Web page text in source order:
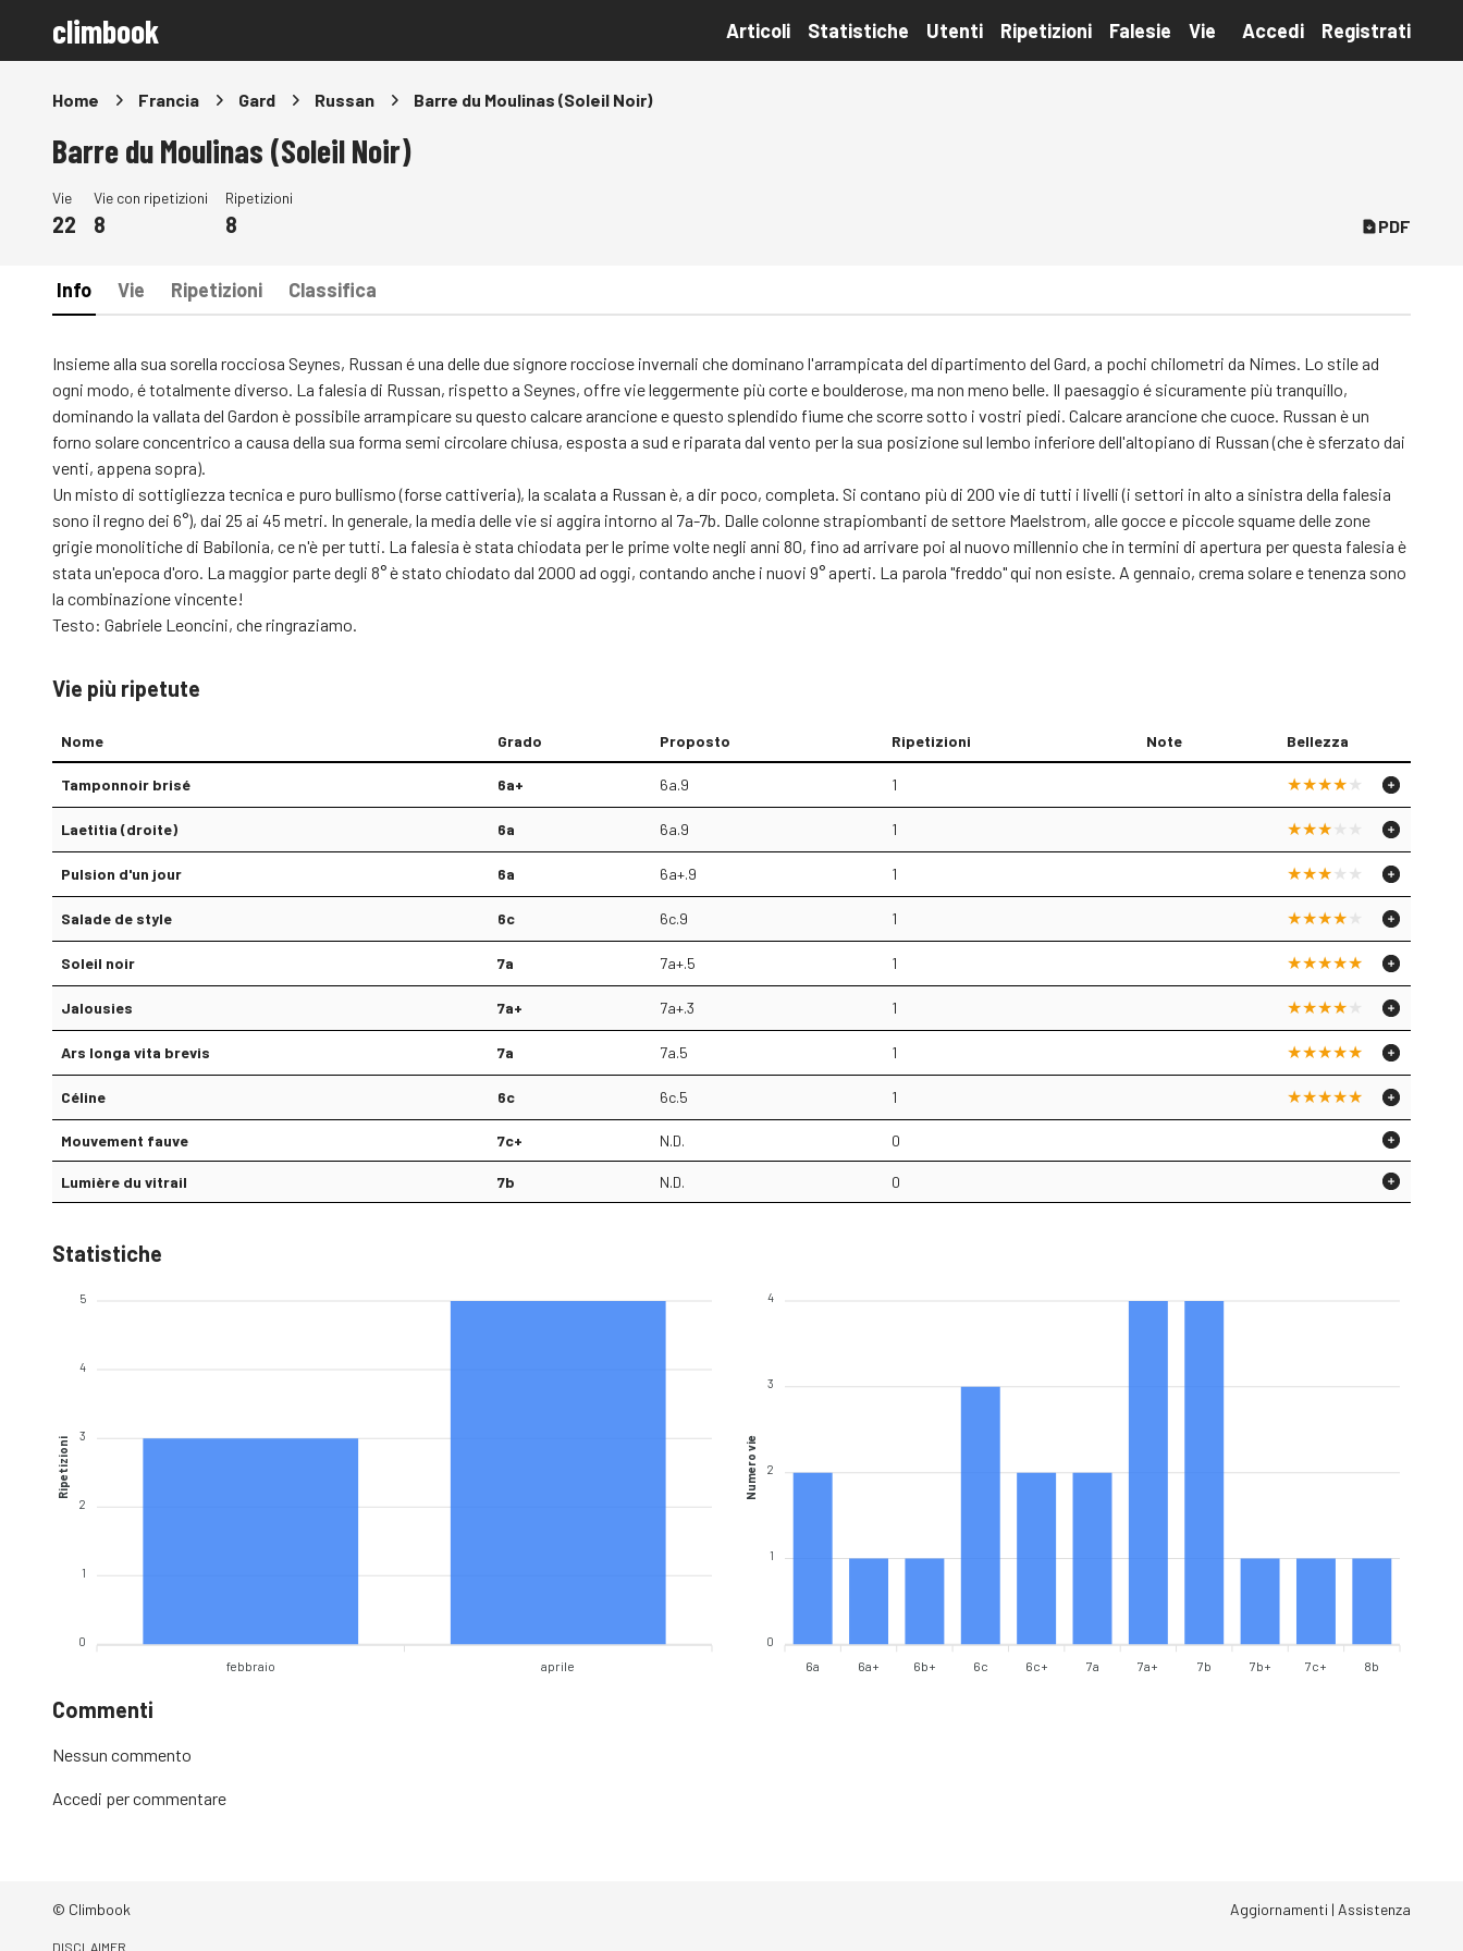
climbook Articoli Statistiche Utenti Ripetizioni Falesie Vie Accedi Registrati
Home Francia Gard Russan Barre du Moulinas (Soleil Noir)
Barre du Moulinas (Soleil Noir)
Vie
22
Vie con ripetizioni
8
Ripetizioni
8 PDF
Info Vie Ripetizioni Classifica
Insieme alla sua sorella rocciosa Seynes, Russan é una delle due signore rocciose invernali che dominano l'arrampicata del dipartimento del Gard, a pochi chilometri da Nimes. Lo stile ad
ogni modo, é totalmente diverso. La falesia di Russan, rispetto a Seynes, offre vie leggermente più corte e boulderose, ma non meno belle. Il paesaggio é sicuramente più tranquillo,
dominando la vallata del Gardon è possibile arrampicare su questo calcare arancione e questo splendido fiume che scorre sotto i vostri piedi. Calcare arancione che cuoce. Russan è un
forno solare concentrico a causa della sua forma semi circolare chiusa, esposta a sud e riparata dal vento per la sua posizione sul lembo inferiore dell'altopiano di Russan (che è sferzato dai
venti, appena sopra).
Un misto di sottigliezza tecnica e puro bullismo (forse cattiveria), la scalata a Russan è, a dir poco, completa. Si contano più di 200 vie di tutti i livelli (i settori in alto a sinistra della falesia
sono il regno dei 6°), dai 25 ai 45 metri. In generale, la media delle vie si aggira intorno al 7a-7b. Dalle colonne strapiombanti de settore Maelstrom, alle gocce e piccole squame delle zone
grigie monolitiche di Babilonia, ce n'è per tutti. La falesia è stata chiodata per le prime volte negli anni 80, fino ad arrivare poi al nuovo millennio che in termini di apertura per questa falesia è
stata un'epoca d'oro. La maggior parte degli 8° è stato chiodato dal 2000 ad oggi, contando anche i nuovi 9° aperti. La parola "freddo" qui non esiste. A gennaio, crema solare e tenenza sono
la combinazione vincente!
Testo: Gabriele Leoncini, che ringraziamo.
Vie più ripetute
Nome Grado Proposto Ripetizioni Note Bellezza
Tamponnoir brisé 6a+ 6a.9 1
Laetitia (droite) 6a 6a.9 1
Pulsion d'un jour 6a 6a+.9 1
Salade de style 6c 6c.9 1
Soleil noir 7a 7a+.5 1
Jalousies 7a+ 7a+.3 1
Ars longa vita brevis 7a 7a.5 1
Céline 6c 6c.5 1
Mouvement fauve 7c+ N.D. 0
Lumière du vitrail 7b N.D. 0
Statistiche
5
4
3
2
1
0
Ripetizioni
febbraio aprile
4
3
2
1
0
Numero vie
6a 6a+ 6b+ 6c 6c+ 7a 7a+ 7b 7b+ 7c+ 8b
Commenti
Nessun commento
Accedi per commentare
© Climbook Aggiornamenti | Assistenza
DISCLAIMER